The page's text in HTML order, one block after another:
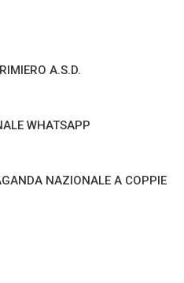
A.S.D.
WHATSAPP
NAZIONALE A COPPIE